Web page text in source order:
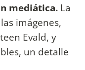
mediática. La
imágenes,
Evald, y
un detalle